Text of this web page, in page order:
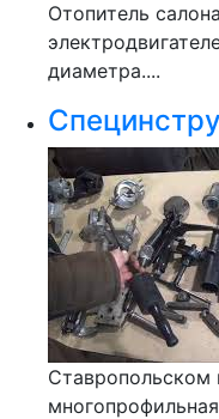
Отопитель
диаметра....
Ставропольском